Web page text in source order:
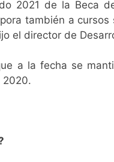
2021 de la Beca
también a
el director de
a la fecha se
2020.